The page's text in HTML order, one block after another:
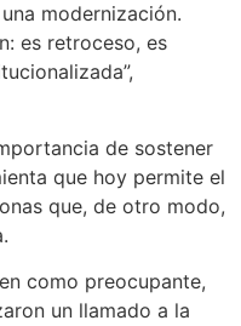
modernización.
es retroceso, es
de sostener
que hoy permite el
que, de otro modo,
como preocupante,
un llamado a la